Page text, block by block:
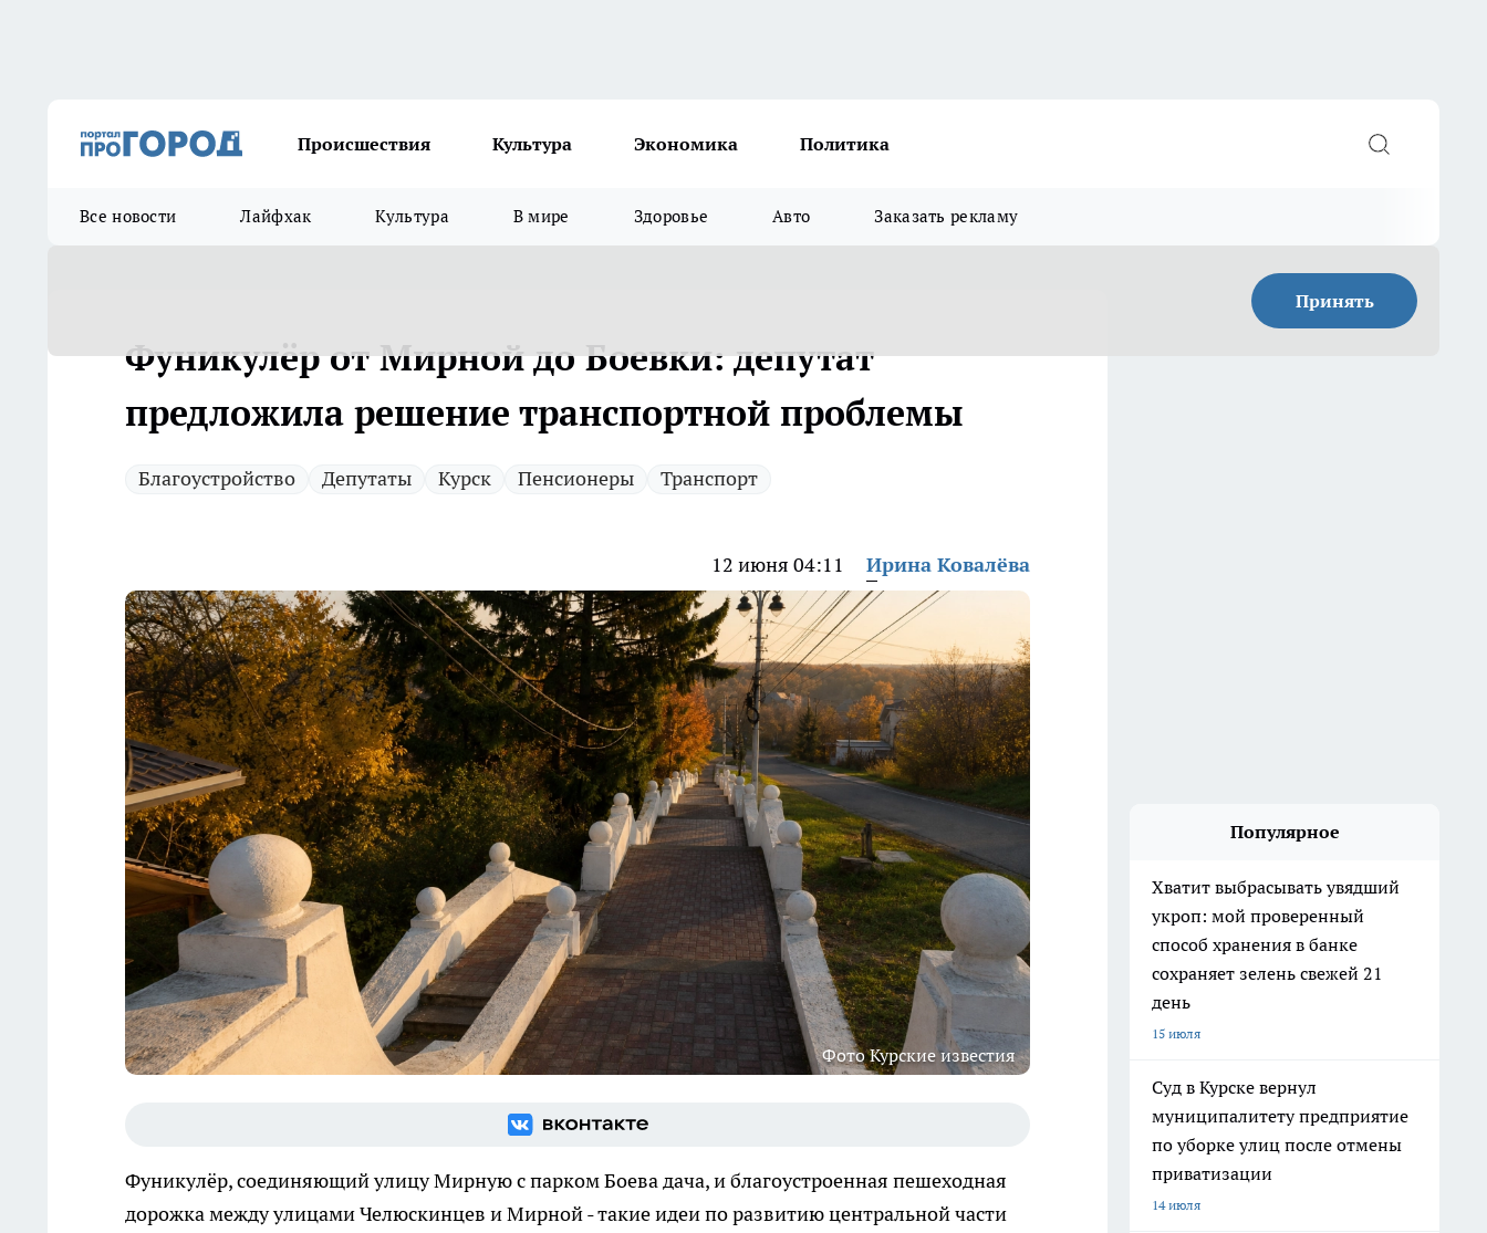
Происшествия Культура Экономика Политика
Все новости Лайфхак Культура В мире Здоровье Авто Заказать рекламу
Принять
Фуникулёр от Мирной до Боевки: депутат
предложила решение транспортной проблемы
Благоустройство Депутаты Курск Пенсионеры Транспорт
12 июня 04:11 Ирина Ковалёва
Фото Курские известия
Фуникулёр, соединяющий улицу Мирную с парком Боева дача, и благоустроенная пешеходная
дорожка между улицами Челюскинцев и Мирной - такие идеи по развитию центральной части
Популярное
Хватит выбрасывать увядший
укроп: мой проверенный
способ хранения в банке
сохраняет зелень свежей 21
день
15 июля
Суд в Курске вернул
муниципалитету предприятие
по уборке улиц после отмены
приватизации
14 июля